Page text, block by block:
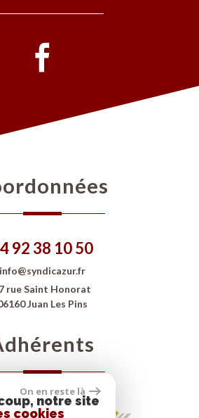
92 38 10 50
info@syndicazur.fr
rue Saint Honorat
Juan Les Pins
adhérents
On en reste là
notre site
cookies